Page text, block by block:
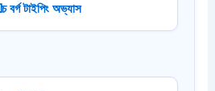
চ বর্গ টাইপিং অভ্যাস